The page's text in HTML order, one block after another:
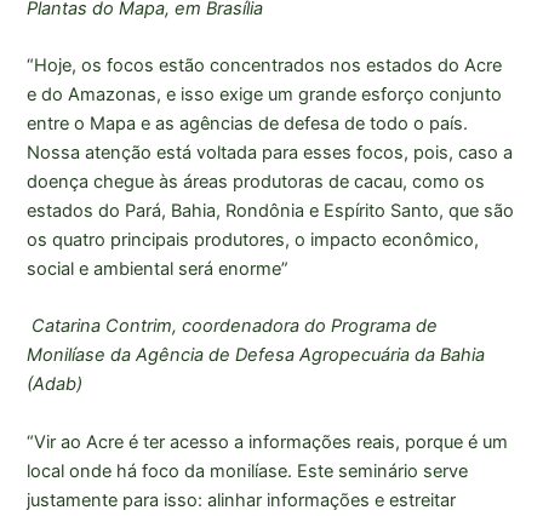
Plantas do Mapa, em Brasília
“Hoje, os focos estão concentrados nos estados do Acre
e do Amazonas, e isso exige um grande esforço conjunto
entre o Mapa e as agências de defesa de todo o país.
Nossa atenção está voltada para esses focos, pois, caso a
doença chegue às áreas produtoras de cacau, como os
estados do Pará, Bahia, Rondônia e Espírito Santo, que são
os quatro principais produtores, o impacto econômico,
social e ambiental será enorme”
Catarina Contrim, coordenadora do Programa de
Monilíase da Agência de Defesa Agropecuária da Bahia
(Adab)
“Vir ao Acre é ter acesso a informações reais, porque é um
local onde há foco da monilíase. Este seminário serve
justamente para isso: alinhar informações e estreitar